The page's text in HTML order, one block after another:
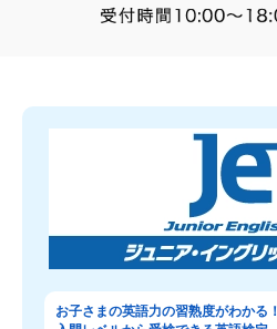
お子さまの英語力の習熟度がわかる！